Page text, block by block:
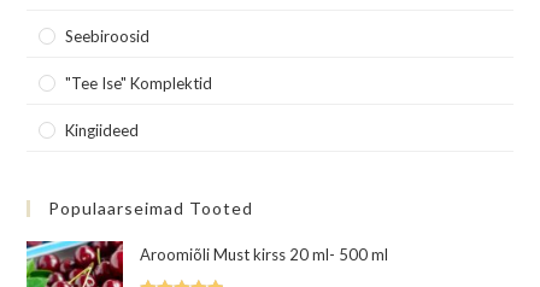
Seebiroosid
"Tee Ise" Komplektid
Kingiideed
Populaarseimad Tooted
Aroomiõli Must kirss 20 ml- 500 ml